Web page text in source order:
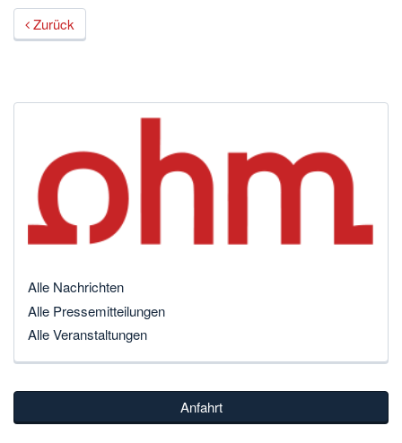
Zurück
Alle Nachrichten
Alle Pressemitteilungen
Alle Veranstaltungen
Anfahrt